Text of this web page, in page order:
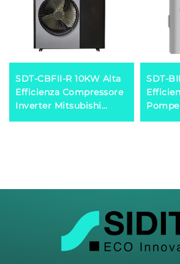
SDT-CBFII-R 10KW Alta
Efficienza Compressore
Inverter Mitsubishi
SDT-